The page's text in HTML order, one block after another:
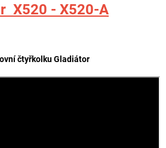
X520 - X520-A
čtyřkolku Gladiátor